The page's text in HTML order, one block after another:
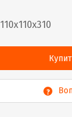
110x110x310